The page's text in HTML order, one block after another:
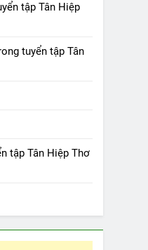
tập Tân Hiệp
tuyển tập Tân
tập Tân Hiệp Thơ